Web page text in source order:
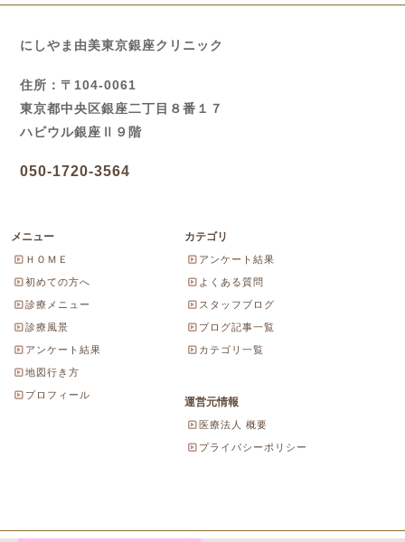
にしやま由美東京銀座クリニック
住所：〒104-0061
東京都中央区銀座二丁目８番１７
ハビウル銀座Ⅱ９階
050-1720-3564
メニュー
ＨＯＭＥ
初めての方へ
診療メニュー
診療風景
アンケート結果
地図行き方
プロフィール
カテゴリ
アンケート結果
よくある質問
スタッフブログ
ブログ記事一覧
カテゴリ一覧
運営元情報
医療法人 概要
プライバシーポリシー